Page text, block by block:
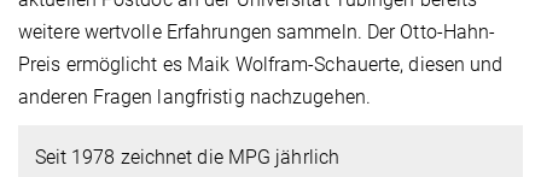
weitere wertvolle Erfahrungen sammeln. Der Otto-Hahn-
Preis ermöglicht es Maik Wolfram-Schauerte, diesen und
anderen Fragen langfristig nachzugehen.
Seit 1978 zeichnet die MPG jährlich